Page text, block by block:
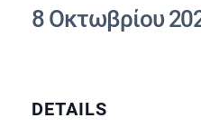
8 Οκτωβρίου
DETAILS